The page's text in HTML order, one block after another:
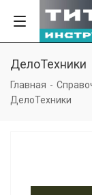
ДелоТехники
Главная -
ДелоТехники